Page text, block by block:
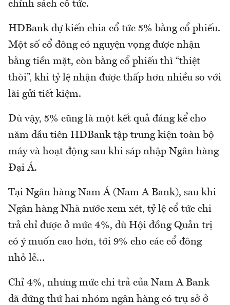
chính sách cổ tức.
HDBank dự kiến chia cổ tức 5% bằng cổ phiếu.
Một số cổ đông có nguyện vọng được nhận
bằng tiền mặt, còn bằng cổ phiếu thì “thiệt
thòi”, khi tỷ lệ nhận được thấp hơn nhiều so với
lãi gửi tiết kiệm.
Dù vậy, 5% cũng là một kết quả đáng kể cho
năm đầu tiên HDBank tập trung kiện toàn bộ
máy và hoạt động sau khi sáp nhập Ngân hàng
Đại Á.
Tại Ngân hàng Nam Á (Nam A Bank), sau khi
Ngân hàng Nhà nước xem xét, tỷ lệ cổ tức chi
trả chỉ được ở mức 4%, dù Hội đồng Quản trị
có ý muốn cao hơn, tới 9% cho các cổ đông
nhỏ lẻ…
Chỉ 4%, nhưng mức chi trả của Nam A Bank
đã đứng thứ hai nhóm ngân hàng có trụ sở ở